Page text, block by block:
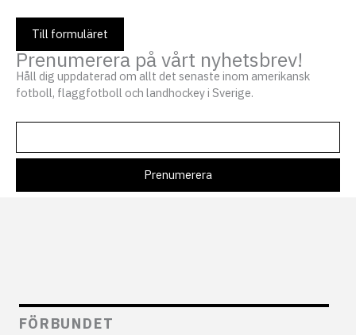
Till formuläret
Prenumerera på vårt nyhetsbrev!
Håll dig uppdaterad om allt det senaste inom amerikansk
fotboll, flaggfotboll och landhockey i Sverige.
FÖRBUNDET